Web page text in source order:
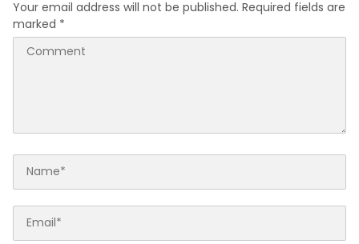
Your email address will not be published. Required fields are
marked *